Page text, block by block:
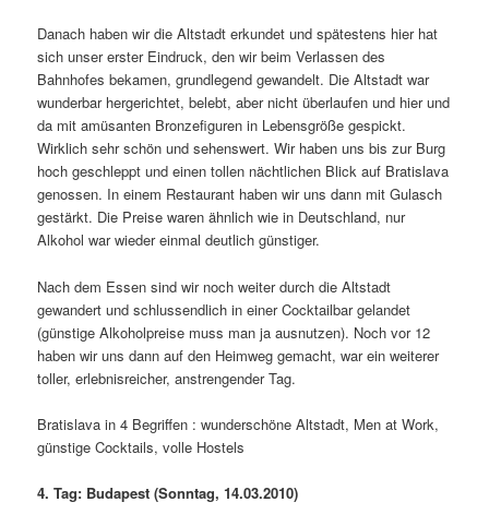
Danach haben wir die Altstadt erkundet und spätestens hier hat
sich unser erster Eindruck, den wir beim Verlassen des
Bahnhofes bekamen, grundlegend gewandelt. Die Altstadt war
wunderbar hergerichtet, belebt, aber nicht überlaufen und hier und
da mit amüsanten Bronzefiguren in Lebensgröße gespickt.
Wirklich sehr schön und sehenswert. Wir haben uns bis zur Burg
hoch geschleppt und einen tollen nächtlichen Blick auf Bratislava
genossen. In einem Restaurant haben wir uns dann mit Gulasch
gestärkt. Die Preise waren ähnlich wie in Deutschland, nur
Alkohol war wieder einmal deutlich günstiger.
Nach dem Essen sind wir noch weiter durch die Altstadt
gewandert und schlussendlich in einer Cocktailbar gelandet
(günstige Alkoholpreise muss man ja ausnutzen). Noch vor 12
haben wir uns dann auf den Heimweg gemacht, war ein weiterer
toller, erlebnisreicher, anstrengender Tag.
Bratislava in 4 Begriffen : wunderschöne Altstadt, Men at Work,
günstige Cocktails, volle Hostels
4. Tag: Budapest (Sonntag, 14.03.2010)